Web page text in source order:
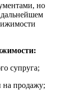
но
супруга;
на продажу;